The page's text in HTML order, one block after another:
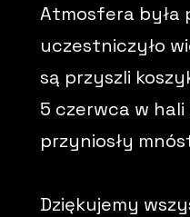
Atmosfera była
uczestniczyło
są przyszli
5 czerwca w
przyniosły
Dziękujemy